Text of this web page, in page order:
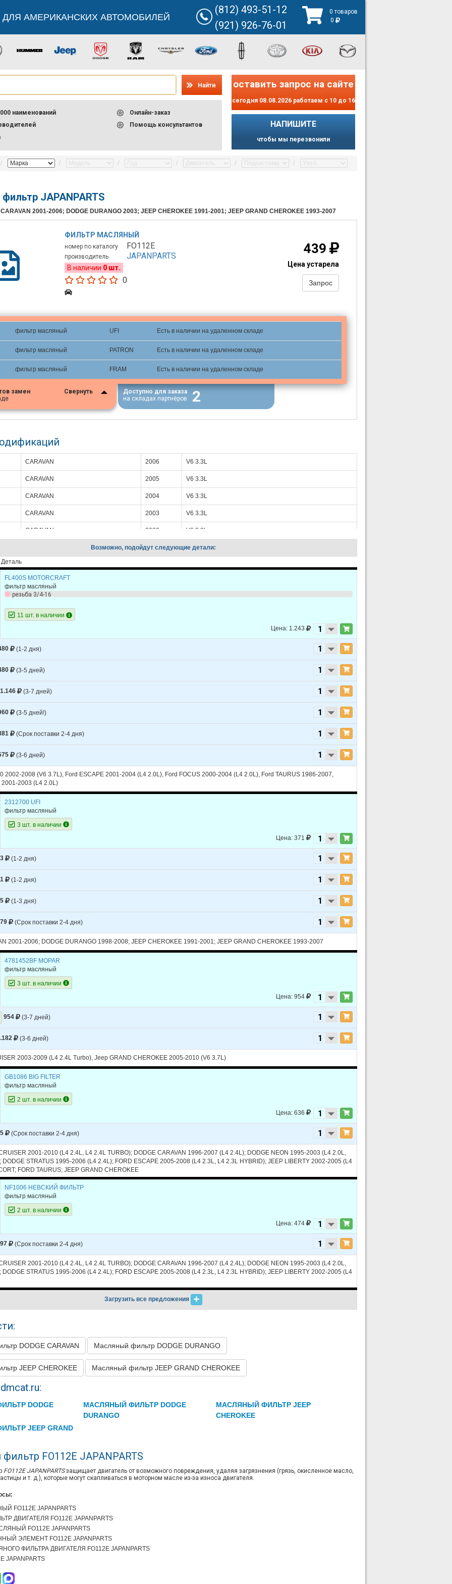
ДЛЯ АМЕРИКАНСКИХ АВТОМОБИЛЕЙ
(812) 493-51-12
(921) 926-76-01
0 товаров
0
Найти
наименований
Онлайн-заказ
Помощь консультантов
оставить запрос на сайте
сегодня 08.08.2026 работаем с 10 до 16
НАПИШИТЕ
чтобы мы перезвонили
JAPANPARTS
2001-2006; DODGE DURANGO 2003; JEEP CHEROKEE 1991-2001; JEEP GRAND CHEROKEE 1993-2007
ФИЛЬТР МАСЛЯНЫЙ
номер по каталогу FO112E
производитель JAPANPARTS
В наличии 0 шт.
0
439
Цена устарела
Запрос
фильтр масляный UFI Есть в наличии на удаленном складе
фильтр масляный PATRON Есть в наличии на удаленном складе
фильтр масляный FRAM Есть в наличии на удаленном складе
замен
Свернуть
Доступно для заказа
на складах партнёров
2
CARAVAN 2006 V6 3.3L
CARAVAN 2005 V6 3.3L
CARAVAN 2004 V6 3.3L
CARAVAN 2003 V6 3.3L
CARAVAN 2002 V6 3.3L
2001 V6 3.3L
CHEROKEE
CHEROKEE 2000 L4 2.5L
CHEROKEE
CHEROKEE
CHEROKEE
CHEROKEE 1997 L4 2.5L
CHEROKEE
CHEROKEE
CHEROKEE 1995 L4 2.5L
CHEROKEE
CHEROKEE
CHEROKEE
CHEROKEE
CHEROKEE 1992 L6 4.0L
CHEROKEE
GRAND CHEROKEE 2007 V6 3.0L DIESEL - Turbocharged
GRAND CHEROKEE
GRAND CHEROKEE
GRAND CHEROKEE 2006 V6 3.7L
GRAND CHEROKEE V8 5.7L
GRAND CHEROKEE
GRAND CHEROKEE
GRAND CHEROKEE
GRAND CHEROKEE 2004 L6 4.0L - OHV
GRAND CHEROKEE 2004 L6 4.0L - SOHC
GRAND CHEROKEE
GRAND CHEROKEE
GRAND CHEROKEE
GRAND CHEROKEE 2002 L6 4.0L
GRAND CHEROKEE 2001 L6 4.0L
GRAND CHEROKEE 2001 V8 4.7L
2000 L6 4.0L
GRAND CHEROKEE 1999 L6 4.0L
GRAND CHEROKEE 1999 V8 4.7L
GRAND CHEROKEE 1998 L4 2.5L DIESEL - Turbocharged
GRAND CHEROKEE
GRAND CHEROKEE 1998
GRAND CHEROKEE
GRAND CHEROKEE 1997 V8 5.2L
GRAND CHEROKEE
GRAND CHEROKEE
GRAND CHEROKEE
Возможно, подойдут следующие детали:
Деталь
FL400S MOTORCRAFT
фильтр масляный
резьба 3/4-16
11 шт. в наличии
Цена: 1.243
(1-2 дня)
(3-5 дней)
1.146 (3-7 дней)
(3-5 дней!)
(Срок поставки 2-4 дня)
(3-6 дней)
2002-2008 (V6 3.7L), Ford ESCAPE 2001-2004 (L4 2.0L), Ford FOCUS 2000-2004 (L4 2.0L), Ford TAURUS 1986-2007,
2001-2003 (L4 2.0L)
2312700 UFI
фильтр масляный
3 шт. в наличии
Цена: 371
(1-2 дня)
(1-2 дня)
(1-3 дня)
(Срок поставки 2-4 дня)
2001-2006; DODGE DURANGO 1998-2008; JEEP CHEROKEE 1991-2001; JEEP GRAND CHEROKEE 1993-2007
4781452BF MOPAR
фильтр масляный
3 шт. в наличии
Цена: 954
954 (3-7 дней)
(3-6 дней)
2003-2009 (L4 2.4L Turbo), Jeep GRAND CHEROKEE 2005-2010 (V6 3.7L)
GB1086 BIG FILTER
фильтр масляный
2 шт. в наличии
Цена: 636
(Срок поставки 2-4 дня)
2001-2010 (L4 2.4L, L4 2.4L TURBO); DODGE CARAVAN 1996-2007 (L4 2.4L); DODGE NEON 1995-2003 (L4 2.0L,
DODGE STRATUS 1995-2006 (L4 2.4L); FORD ESCAPE 2005-2008 (L4 2.3L, L4 2.3L HYBRID); JEEP LIBERTY 2002-2005 (L4
FORD TAURUS; JEEP GRAND CHEROKEE
NF1006 НЕВСКИЙ ФИЛЬТР
фильтр масляный
2 шт. в наличии
Цена: 474
(Срок поставки 2-4 дня)
2001-2010 (L4 2.4L, L4 2.4L TURBO); DODGE CARAVAN 1996-2007 (L4 2.4L); DODGE NEON 1995-2003 (L4 2.0L,
DODGE STRATUS 1995-2006 (L4 2.4L); FORD ESCAPE 2005-2008 (L4 2.3L, L4 2.3L HYBRID); JEEP LIBERTY 2002-2005 (L4
Загрузить все предложения
DODGE CARAVAN Масляный фильтр DODGE DURANGO
JEEP CHEROKEE Масляный фильтр JEEP GRAND CHEROKEE
DODGE
МАСЛЯНЫЙ ФИЛЬТР DODGE
DURANGO
МАСЛЯНЫЙ ФИЛЬТР JEEP
CHEROKEE
JEEP GRAND
FO112E JAPANPARTS
FO112E JAPANPARTSзащищает двигатель от возможного повреждения, удаляя загрязнения (грязь, окисленное масло,
и т. д.), которые могут скапливаться в моторном масле из-за износа двигателя.
FO112E JAPANPARTS
ДВИГАТЕЛЯ FO112E JAPANPARTS
FO112E JAPANPARTS
ЭЛЕМЕНТ FO112E JAPANPARTS
ФИЛЬТРА ДВИГАТЕЛЯ FO112E JAPANPARTS
JAPANPARTS